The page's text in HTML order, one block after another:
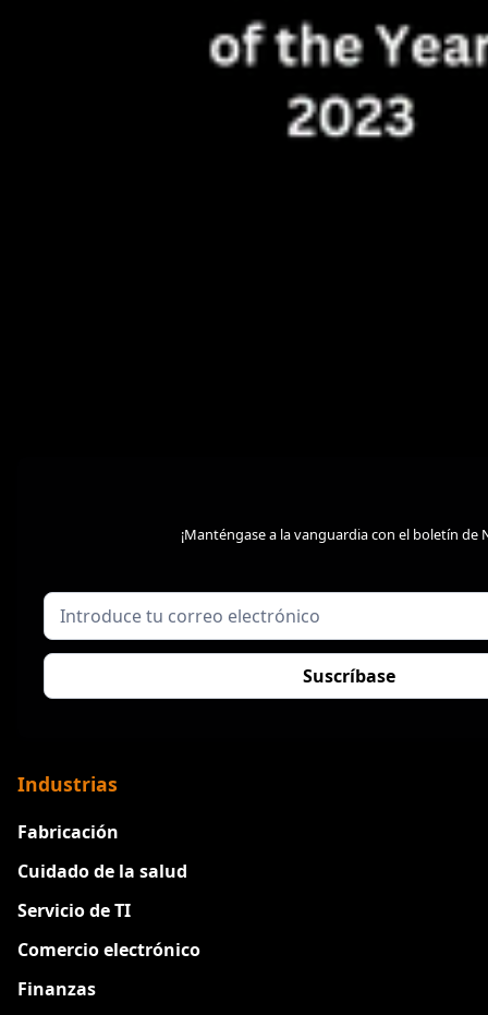
¡Manténgase a la vanguardia con el boletín
Industrias
Fabricación
Cuidado de la salud
Servicio de TI
Comercio electrónico
Finanzas